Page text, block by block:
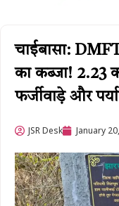
चाईबासा: DMFT
का कब्जा! 2.23
फर्जीवाड़े और
JSR Desk January